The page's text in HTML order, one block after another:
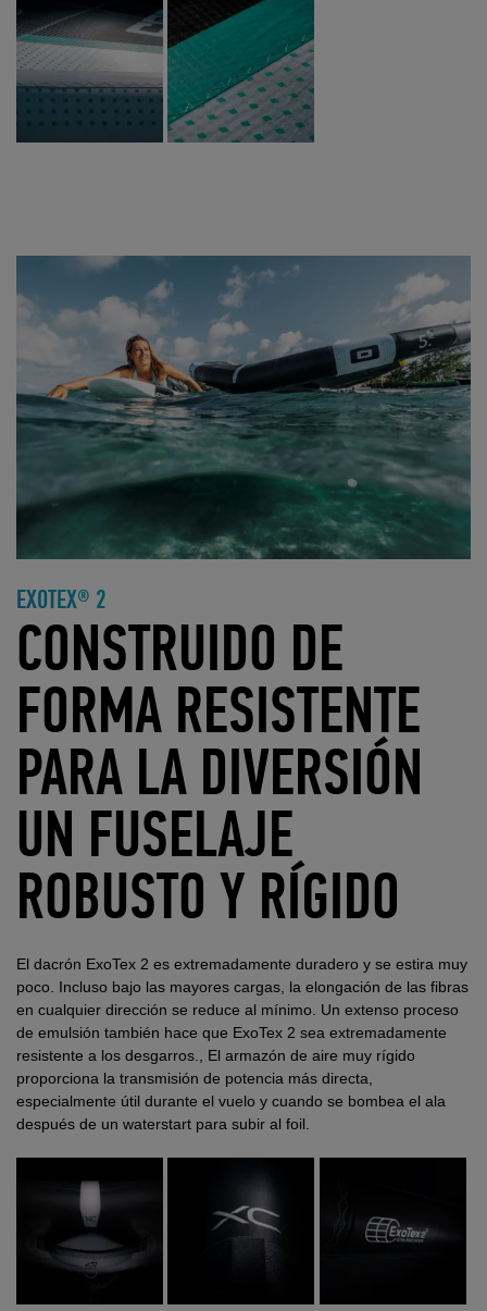
EXOTEX® 2
CONSTRUIDO DE
FORMA RESISTENTE
PARA LA DIVERSIÓN
UN FUSELAJE
ROBUSTO Y RÍGIDO
El dacrón ExoTex 2 es extremadamente duradero y se estira muy
poco. Incluso bajo las mayores cargas, la elongación de las fibras
en cualquier dirección se reduce al mínimo. Un extenso proceso
de emulsión también hace que ExoTex 2 sea extremadamente
resistente a los desgarros., El armazón de aire muy rígido
proporciona la transmisión de potencia más directa,
especialmente útil durante el vuelo y cuando se bombea el ala
después de un waterstart para subir al foil.